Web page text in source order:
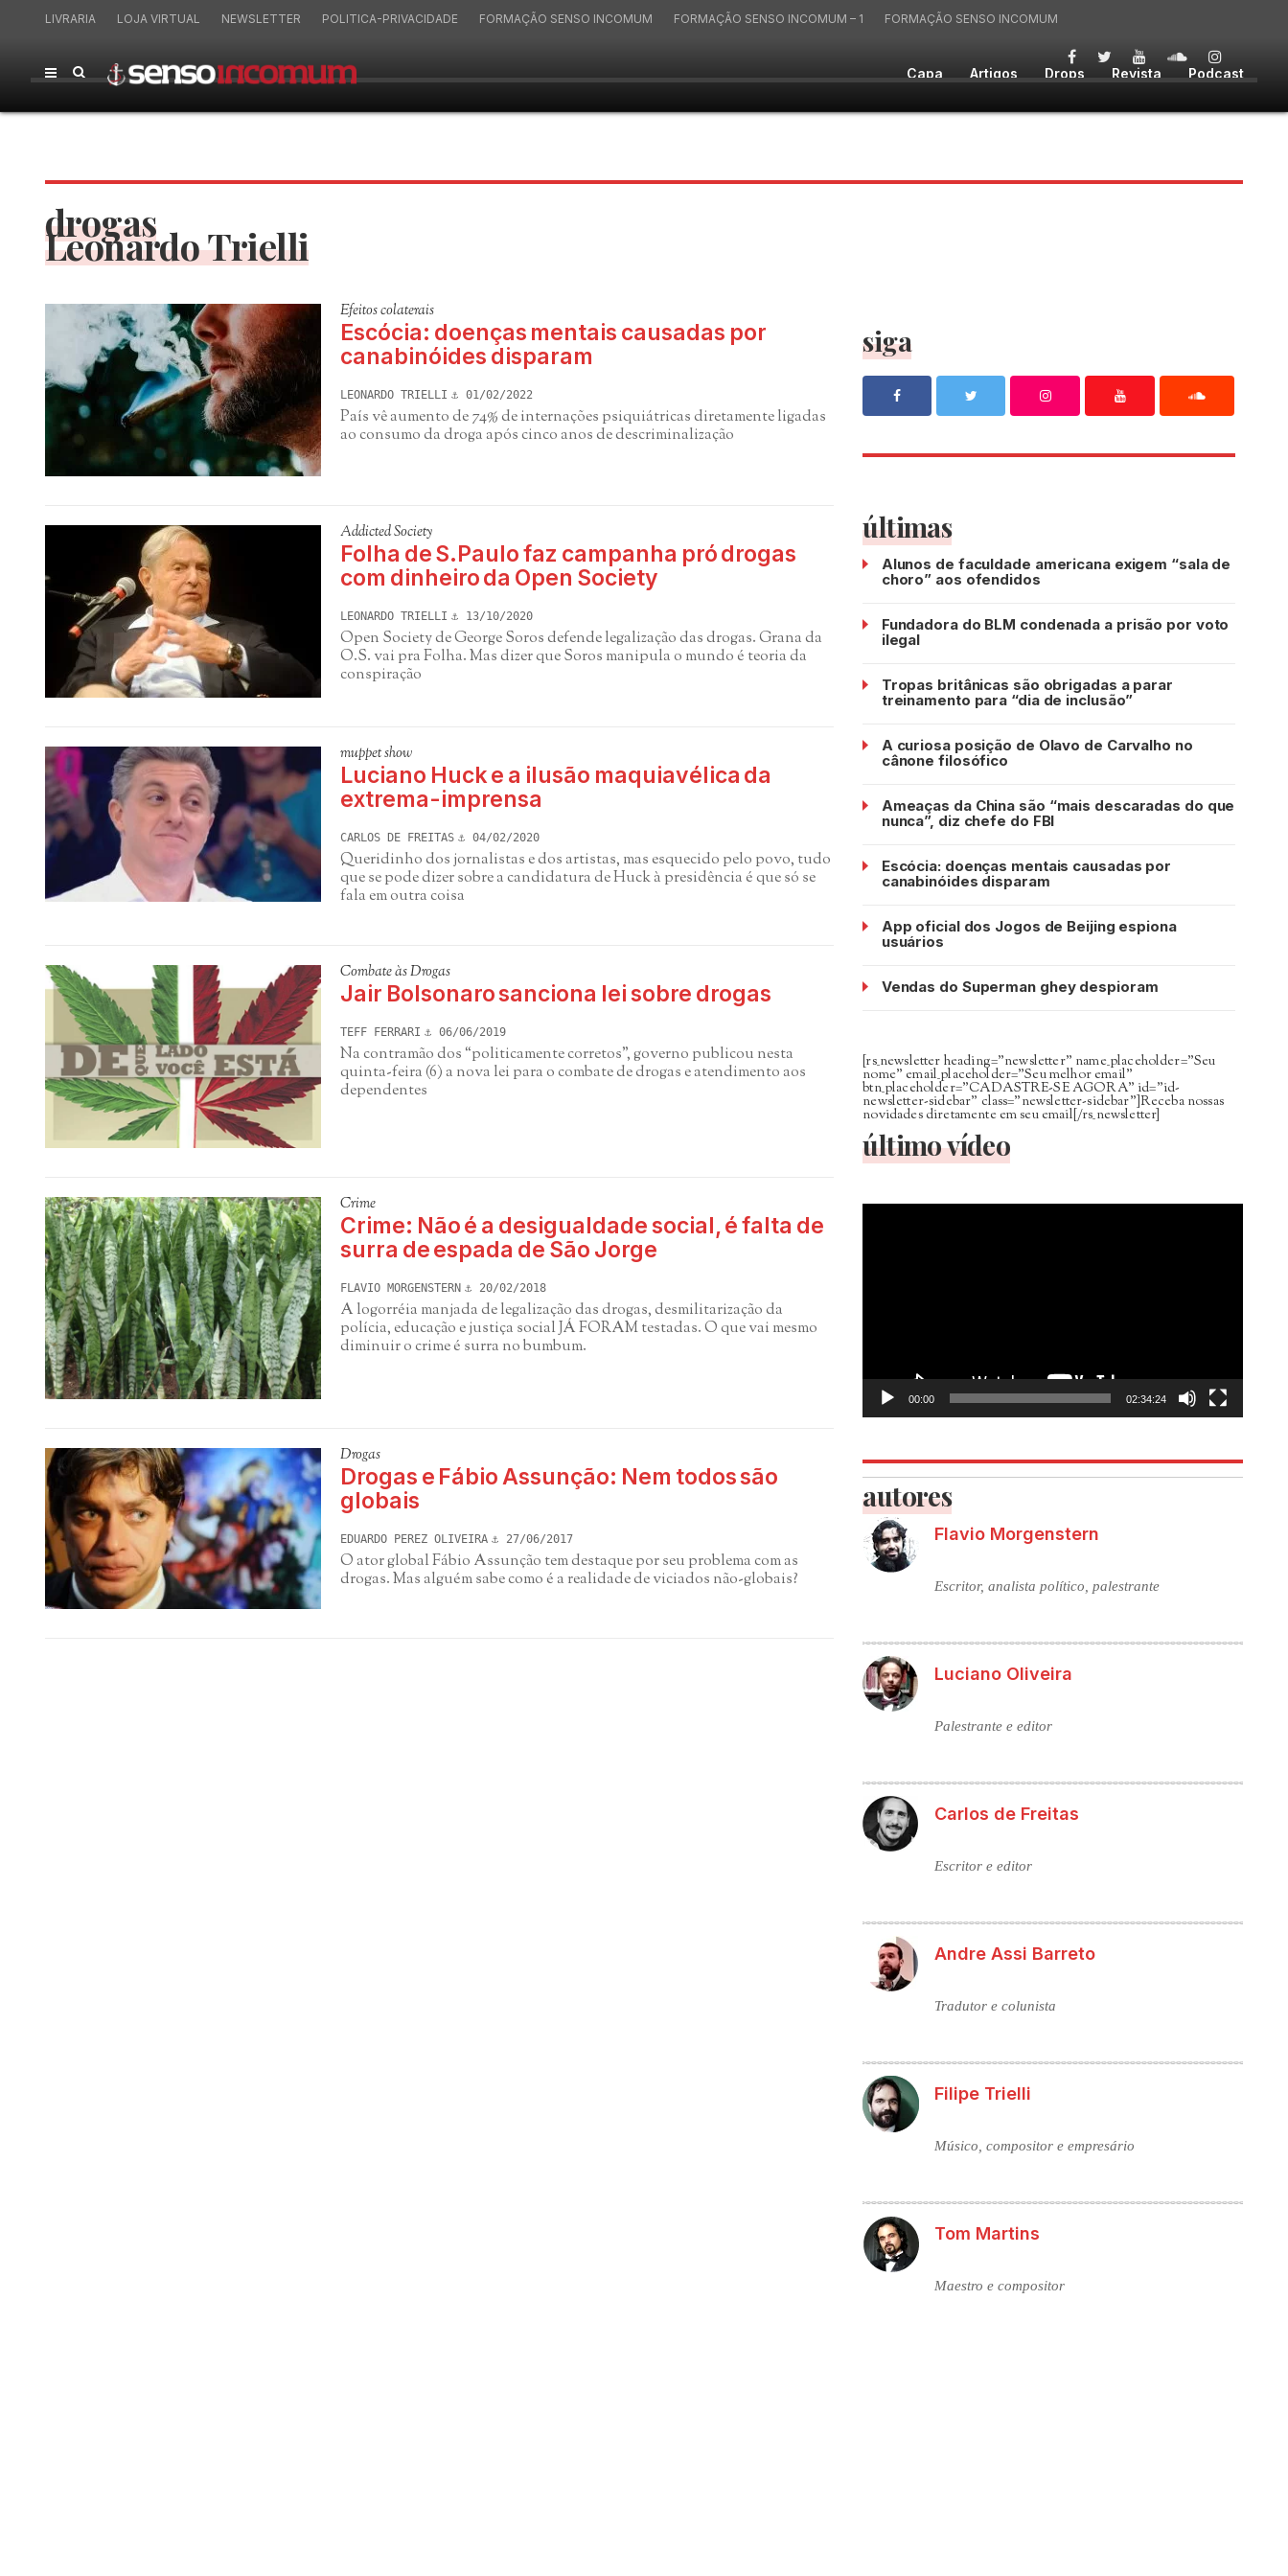
Capa Artigos Drops Revista Podcast
LIVRARIA LOJA VIRTUAL NEWSLETTER POLITICA-PRIVACIDADE FORMAÇÃO SENSO INCOMUM FORMAÇÃO SENSO INCOMUM – 1 FORMAÇÃO SENSO INCOMUM
drogas
Leonardo Trielli
Efeitos colaterais
Escócia: doenças mentais causadas por
canabinóides disparam
LEONARDO TRIELLI 01/02/2022
País vê aumento de 74% de internações psiquiátricas diretamente ligadas
ao consumo da droga após cinco anos de descriminalização
Addicted Society
Folha de S.Paulo faz campanha pró drogas
com dinheiro da Open Society
LEONARDO TRIELLI 13/10/2020
Open Society de George Soros defende legalização das drogas. Grana da
O.S. vai pra Folha. Mas dizer que Soros manipula o mundo é teoria da
conspiração
muppet show
Luciano Huck e a ilusão maquiavélica da
extrema-imprensa
CARLOS DE FREITAS 04/02/2020
Queridinho dos jornalistas e dos artistas, mas esquecido pelo povo, tudo
que se pode dizer sobre a candidatura de Huck à presidência é que só se
fala em outra coisa
Combate às Drogas
Jair Bolsonaro sanciona lei sobre drogas
TEFF FERRARI 06/06/2019
Na contramão dos “politicamente corretos”, governo publicou nesta
quinta-feira (6) a nova lei para o combate de drogas e atendimento aos
dependentes
Crime
Crime: Não é a desigualdade social, é falta de
surra de espada de São Jorge
FLAVIO MORGENSTERN 20/02/2018
A logorréia manjada de legalização das drogas, desmilitarização da
polícia, educação e justiça social JÁ FORAM testadas. O que vai mesmo
diminuir o crime é surra no bumbum.
Drogas
Drogas e Fábio Assunção: Nem todos são
globais
EDUARDO PEREZ OLIVEIRA 27/06/2017
O ator global Fábio Assunção tem destaque por seu problema com as
drogas. Mas alguém sabe como é a realidade de viciados não-globais?
siga
últimas
Alunos de faculdade americana exigem “sala de
choro” aos ofendidos
Fundadora do BLM condenada a prisão por voto
ilegal
Tropas britânicas são obrigadas a parar
treinamento para “dia de inclusão”
A curiosa posição de Olavo de Carvalho no
cânone filosófico
Ameaças da China são “mais descaradas do que
nunca”, diz chefe do FBI
Escócia: doenças mentais causadas por
canabinóides disparam
App oficial dos Jogos de Beijing espiona
usuários
Vendas do Superman ghey despioram
[rs_newsletter heading=”newsletter” name_placeholder=”Seu
nome” email_placeholder=”Seu melhor email”
btn_placeholder=”CADASTRE-SE AGORA” id=”id-
newsletter-sidebar” class=”newsletter-sidebar”]Receba nossas
novidades diretamente em seu email[/rs_newsletter]
último vídeo
Tocador
00:00 02:34:24
autores
Flavio Morgenstern
Escritor, analista político, palestrante
Luciano Oliveira
Palestrante e editor
Carlos de Freitas
Escritor e editor
Andre Assi Barreto
Tradutor e colunista
Filipe Trielli
Músico, compositor e empresário
Tom Martins
Maestro e compositor